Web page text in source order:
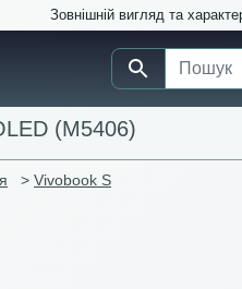
Зовнішній вигляд та
(M5406)
> Vivobook S